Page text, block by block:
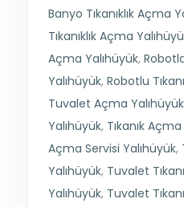
Banyo Tıkanıklık Açma
Tıkanıklık Açma
Açma Yalıhüyük,
Yalıhüyük, Robotlu
Tuvalet Açma Yalıhüyük
Yalıhüyük, Tıkanık
Açma Servisi Yalıhüyük,
Yalıhüyük, Tuvalet
Yalıhüyük, Tuvalet